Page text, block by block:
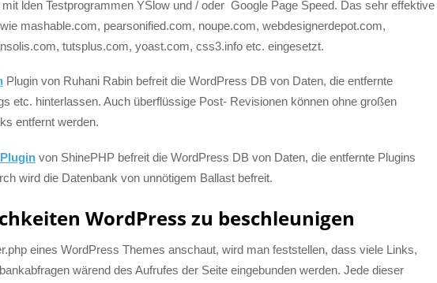
lden Testprogrammen YSlow und / oder Google Page Speed. Das sehr effektive
mashable.com, pearsonified.com, noupe.com, webdesignerdepot.com,
tutsplus.com, yoast.com, css3.info etc. eingesetzt.
Plugin von Ruhani Rabin befreit die WordPress DB von Daten, die entfernte
etc. hinterlassen. Auch überflüssige Post- Revisionen können ohne großen
entfernt werden.
von ShinePHP befreit die WordPress DB von Daten, die entfernte Plugins
wird die Datenbank von unnötigem Ballast befreit.
WordPress zu beschleunigen
eines WordPress Themes anschaut, wird man feststellen, dass viele Links,
wärend des Aufrufes der Seite eingebunden werden. Jede dieser